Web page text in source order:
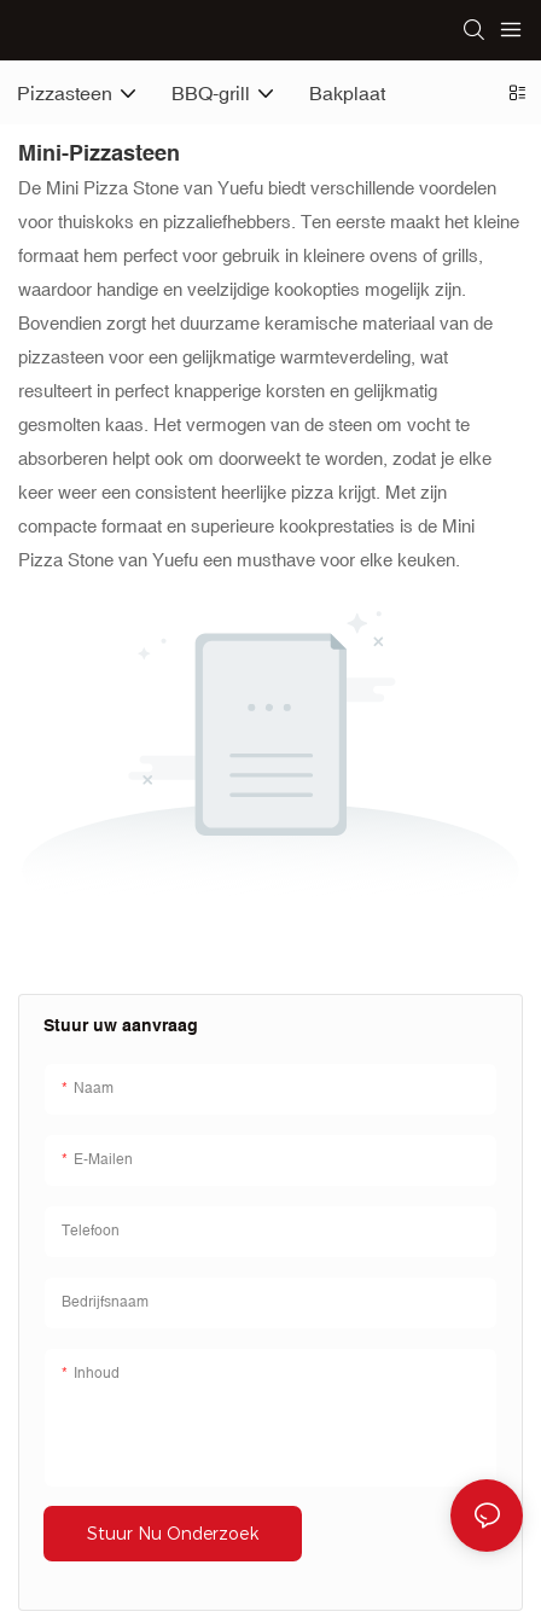
Pizzasteen BBQ-grill Bakplaat
Mini-Pizzasteen
De Mini Pizza Stone van Yuefu biedt verschillende voordelen
voor thuiskoks en pizzaliefhebbers. Ten eerste maakt het kleine
formaat hem perfect voor gebruik in kleinere ovens of grills,
waardoor handige en veelzijdige kookopties mogelijk zijn.
Bovendien zorgt het duurzame keramische materiaal van de
pizzasteen voor een gelijkmatige warmteverdeling, wat
resulteert in perfect knapperige korsten en gelijkmatig
gesmolten kaas. Het vermogen van de steen om vocht te
absorberen helpt ook om doorweekt te worden, zodat je elke
keer weer een consistent heerlijke pizza krijgt. Met zijn
compacte formaat en superieure kookprestaties is de Mini
Pizza Stone van Yuefu een musthave voor elke keuken.
Stuur uw aanvraag
Naam
E-Mailen
Telefoon
Bedrijfsnaam
Inhoud
Stuur Nu Onderzoek